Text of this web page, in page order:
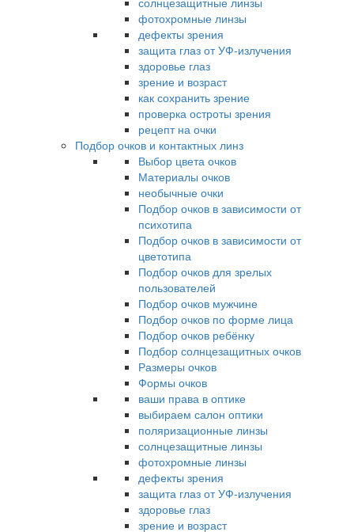
фотохромные линзы
дефекты зрения
защита глаз от УФ-излучения
здоровье глаз
зрение и возраст
как сохранить зрение
проверка остроты зрения
рецепт на очки
Подбор очков и контактных линз
Выбор цвета очков
Материалы очков
необычные очки
Подбор очков в зависимости от
психотипа
Подбор очков в зависимости от
цветотипа
Подбор очков для зрелых
пользователей
Подбор очков мужчине
Подбор очков по форме лица
Подбор очков ребёнку
Подбор солнцезащитных очков
Размеры очков
Формы очков
ваши права в оптике
выбираем салон оптики
поляризационные линзы
солнцезащитные линзы
фотохромные линзы
дефекты зрения
защита глаз от УФ-излучения
здоровье глаз
зрение и возраст